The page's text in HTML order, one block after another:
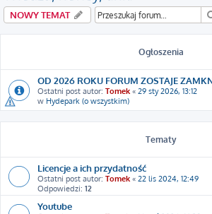
NOWY TEMAT
Ogłoszenia
OD 2026 ROKU FORUM ZOSTAJE
Ostatni post autor: Tomek « 29 sty 2026, 13:12
w Hydepark (o wszystkim)
Tematy
Licencje a ich przydatność
Ostatni post autor: Tomek « 22 lis 2024, 12:49
Odpowiedzi: 12
Youtube